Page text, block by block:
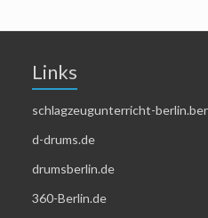
Links
schlagzeugunterricht-
d-drums.de
drumsberlin.de
360-Berlin.de